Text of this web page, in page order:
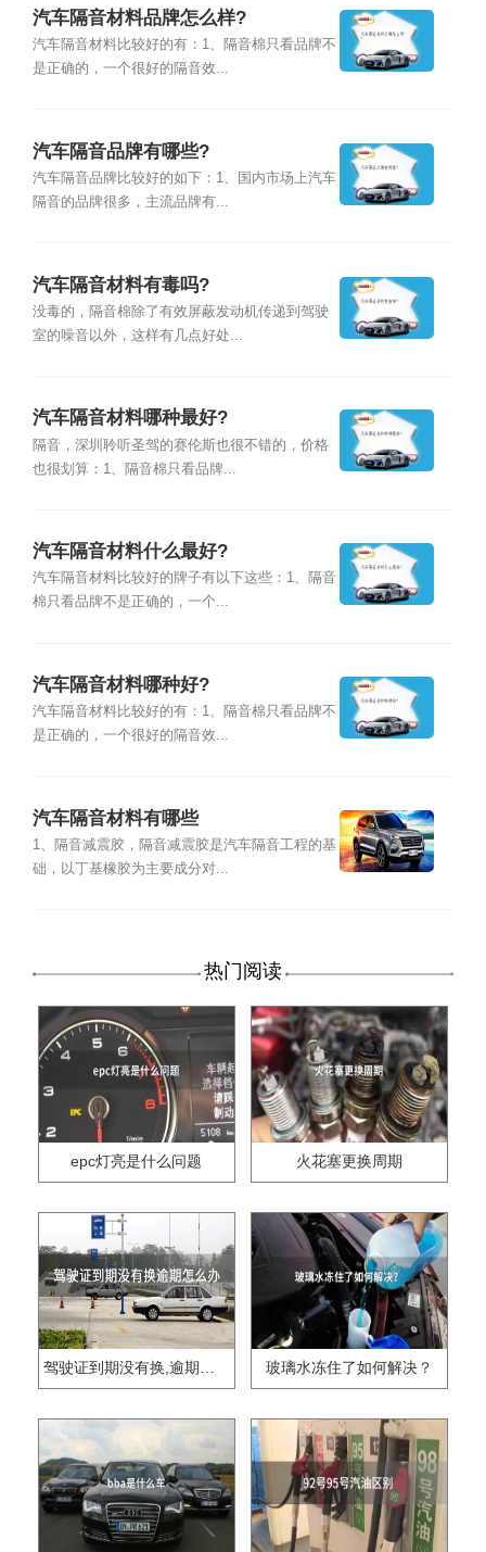
汽车隔音材料品牌怎么样?
汽车隔音材料比较好的有：1、隔音棉只看品牌不
是正确的，一个很好的隔音效...
汽车隔音品牌有哪些?
汽车隔音品牌比较好的如下：1、国内市场上汽车
隔音的品牌很多，主流品牌有...
汽车隔音材料有毒吗?
没毒的，隔音棉除了有效屏蔽发动机传递到驾驶
室的噪音以外，这样有几点好处...
汽车隔音材料哪种最好?
隔音，深圳聆听圣驾的赛伦斯也很不错的，价格
也很划算：1、隔音棉只看品牌...
汽车隔音材料什么最好?
汽车隔音材料比较好的牌子有以下这些：1、隔音
棉只看品牌不是正确的，一个...
汽车隔音材料哪种好?
汽车隔音材料比较好的有：1、隔音棉只看品牌不
是正确的，一个很好的隔音效...
汽车隔音材料有哪些
1、隔音减震胶，隔音减震胶是汽车隔音工程的基
础，以丁基橡胶为主要成分对...
热门阅读
epc灯亮是什么问题 火花塞更换周期
驾驶证到期没有换,逾期怎么办?? 玻璃水冻住了如何解决？